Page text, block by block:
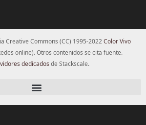
Creative Commons (CC) 1995-2022Color Vivo
online). Otros contenidos se cita fuente.
dedicados de Stackscale.